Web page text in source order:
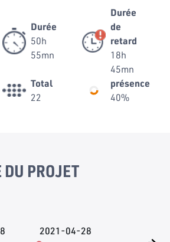
Durée
50h
55mn
Durée
de
retard
18h
45mn
Total
22
présence
40%
DU PROJET
2021-04-28